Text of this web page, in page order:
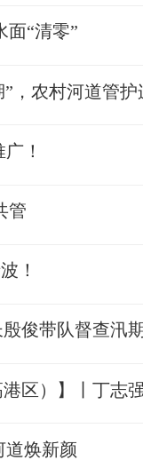
面“清零”
！
管
！
道焕新颜